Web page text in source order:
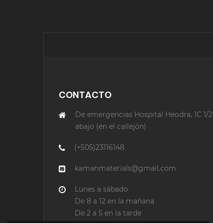
CONTACTO
De emergencias Hospital Heodra, 1C 1/2
abajo (en el callejón)
(+505)23116148
kamanmaterials@gmail.com
Lunes a sábado
De 8 a 12 en la mañana
De 2 a 5 en la tarde